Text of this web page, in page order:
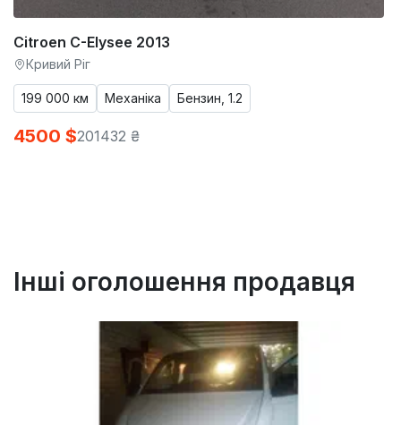
Citroen C-Elysee 2013
Кривий Ріг
199 000 км Механіка Бензин, 1.2
4500 $201432 ₴
Інші оголошення продавця